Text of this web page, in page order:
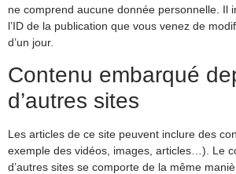
ne comprend aucune donnée personnelle. Il
l’ID de la publication que vous venez de
d’un jour.
Contenu embarqué
d’autres sites
Les articles de ce site peuvent inclure des
exemple des vidéos, images, articles…). Le
d’autres sites se comporte de la même